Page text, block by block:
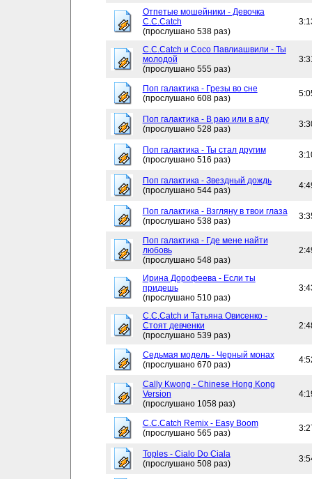
Отпетые мошейники - Девочка
C.C.Catch
(прослушано 538 раз)
C.C.Catch и Сосо Павлиашвили - Ты
молодой
(прослушано 555 раз)
Поп галактика - Грезы во сне
(прослушано 608 раз)
Поп галактика - В раю или в аду
(прослушано 528 раз)
Поп галактика - Ты стал другим
(прослушано 516 раз)
Поп галактика - Звездный дождь
(прослушано 544 раз)
Поп галактика - Взгляну в твои глаза
(прослушано 538 раз)
Поп галактика - Где мене найти
любовь
(прослушано 548 раз)
Ирина Дорофеева - Если ты
придешь
(прослушано 510 раз)
C.C.Catch и Татьяна Овисенко -
Стоят девченки
(прослушано 539 раз)
Седьмая модель - Черный монах
(прослушано 670 раз)
Cally Kwong - Chinese Hong Kong
Version
(прослушано 1058 раз)
C.C.Catch Remix - Easy Boom
(прослушано 565 раз)
Toples - Cialo Do Ciala
(прослушано 508 раз)